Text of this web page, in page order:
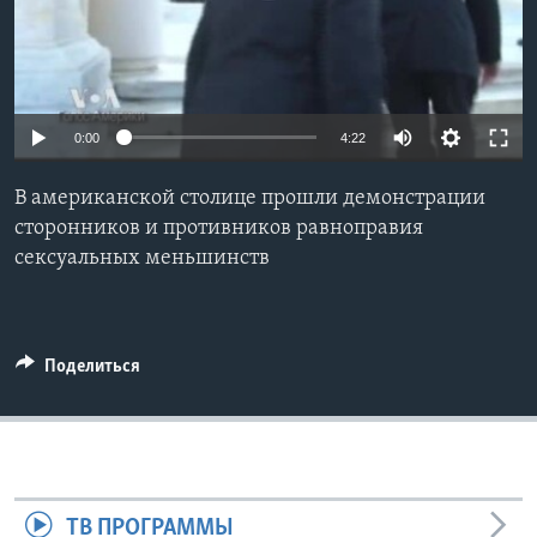
Learning English
СОЦИАЛЬНЫЕ СЕТИ
Языки
0:00 4:22
В американской столице прошли демонстрации
сторонников и противников равноправия
сексуальных меньшинств
Поделиться
ТВ ПРОГРАММЫ